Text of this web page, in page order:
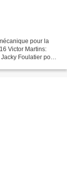
pour la
Victor Martins:
Foulatier pour